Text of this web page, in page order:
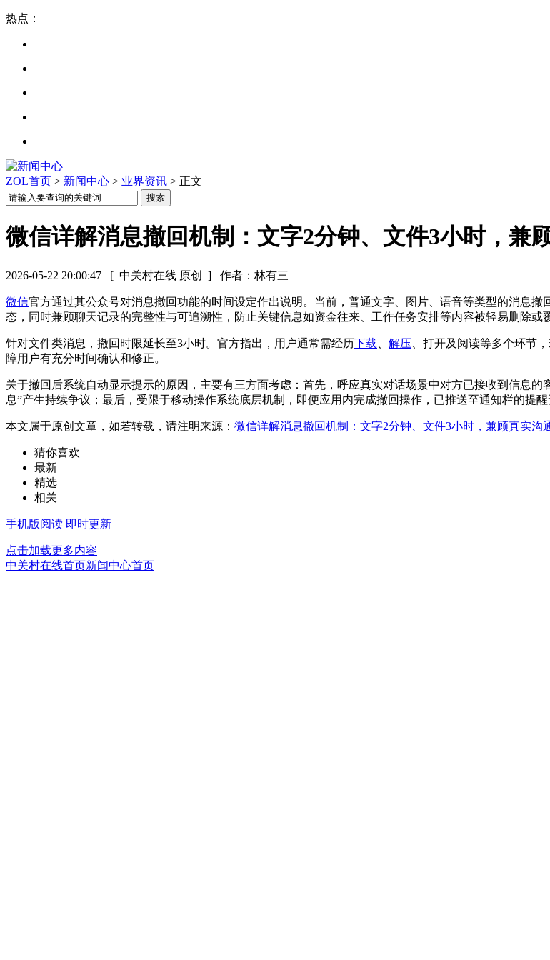
热点：
ZOL首页 > 新闻中心 > 业界资讯 > 正文
微信详解消息撤回机制：文字2分钟、文件3小时，兼
2026-05-22 20:00:47 [ 中关村在线 原创 ] 作者：林有三
微信官方通过其公众号对消息撤回功能的时间设定作出说明。当前，普通文字、图片、语音等类型的消息
态，同时兼顾聊天记录的完整性与可追溯性，防止关键信息如资金往来、工作任务安排等内容被轻易删除或
针对文件类消息，撤回时限延长至3小时。官方指出，用户通常需经历下载 解压 、打开及阅读等多个环节
障用户有充分时间确认和修正。
关于撤回后系统自动显示提示的原因，主要有三方面考虑：首先，呼应真实对话场景中对方已接收到信息
息”产生持续争议；最后，受限于移动操作系统底层机制，即便应用内完成撤回操作，已推送至通知栏的提
本文属于原创文章，如若转载，请注明来源： 微信详解消息撤回机制：文字2分钟、文件3小时，兼顾真实沟
猜你喜欢
最新
精选
相关
手机版阅读 即时更新
点击加载更多内容
中关村在线首页新闻中心首页